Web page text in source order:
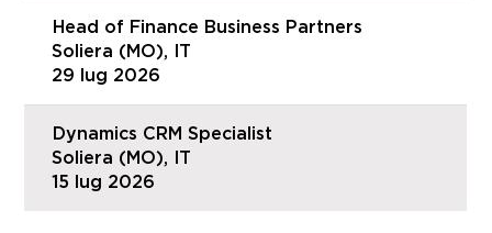
Head of Finance Business Partners
Soliera (MO), IT
29 lug 2026
Dynamics CRM Specialist
Soliera (MO), IT
15 lug 2026